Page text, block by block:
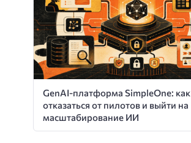
GenAI-платформа SimpleOne: как
отказаться от пилотов и выйти на
масштабирование ИИ